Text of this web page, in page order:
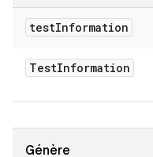
testInformation
TestInformation
Génère